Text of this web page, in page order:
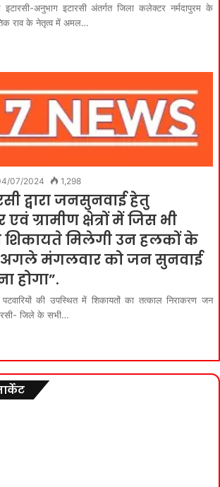
इटारसी-अनुभाग इटारसी अंतर्गत जिला कलेक्टर नर्मदापुरम के
राव के नेतृत्व में अमल…
07/2024 1,298
द्वारा जनसुनवाई हेतु
ग्रामीण क्षेत्रों में जिस भी
शिकायते मिलेगी उन हलकों के
अगले मंगलवार को जन सुनवाई
होगा”.
की उपस्थित में शिकायतों का तत्काल निराकरण जन
जिले के सभी…